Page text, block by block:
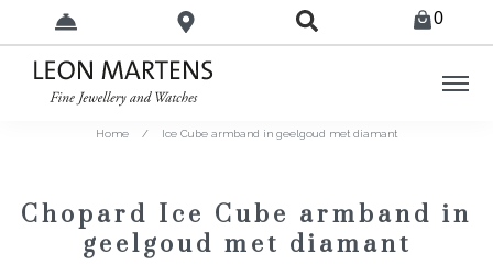
0
Home / Ice Cube armband in geelgoud met diamant
Chopard Ice Cube armband in
geelgoud met diamant